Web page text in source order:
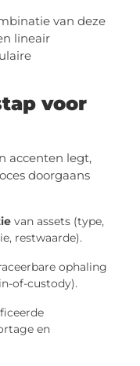
van deze
lineair
voor
accenten legt,
doorgaans
van assets (type,
restwaarde).
ophaling
of-custody).
en